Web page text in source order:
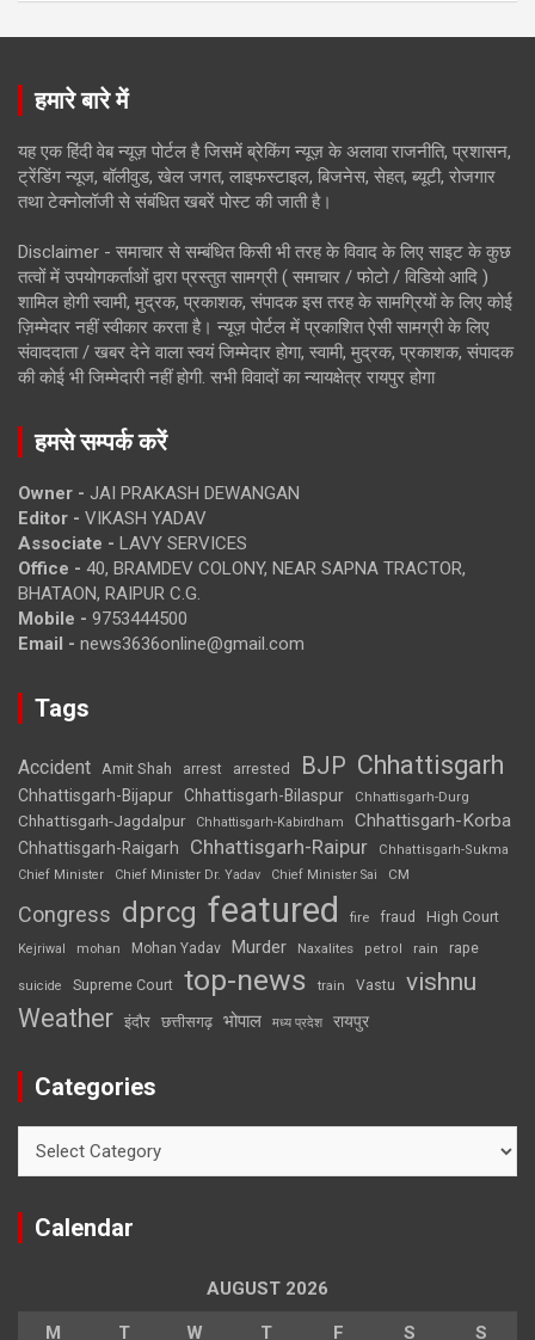
हमारे बारे में
यह एक हिंदी वेब न्यूज़ पोर्टल है जिसमें ब्रेकिंग न्यूज़ के अलावा राजनीति, प्रशासन,
ट्रेंडिंग न्यूज, बॉलीवुड, खेल जगत, लाइफस्टाइल, बिजनेस, सेहत, ब्यूटी, रोजगार
तथा टेक्नोलॉजी से संबंधित खबरें पोस्ट की जाती है।
Disclaimer - समाचार से सम्बंधित किसी भी तरह के विवाद के लिए साइट के कुछ
तत्वों में उपयोगकर्ताओं द्वारा प्रस्तुत सामग्री ( समाचार / फोटो / विडियो आदि )
शामिल होगी स्वामी, मुद्रक, प्रकाशक, संपादक इस तरह के सामग्रियों के लिए कोई
ज़िम्मेदार नहीं स्वीकार करता है। न्यूज़ पोर्टल में प्रकाशित ऐसी सामग्री के लिए
संवाददाता / खबर देने वाला स्वयं जिम्मेदार होगा, स्वामी, मुद्रक, प्रकाशक, संपादक
की कोई भी जिम्मेदारी नहीं होगी. सभी विवादों का न्यायक्षेत्र रायपुर होगा
हमसे सम्पर्क करें
Owner - JAI PRAKASH DEWANGAN
Editor - VIKASH YADAV
Associate - LAVY SERVICES
Office - 40, BRAMDEV COLONY, NEAR SAPNA TRACTOR,
BHATAON, RAIPUR C.G.
Mobile - 9753444500
Email - news3636online@gmail.com
Tags
Accident Amit Shah arrest arrested BJP Chhattisgarh
Chhattisgarh-Bijapur Chhattisgarh-Bilaspur Chhattisgarh-Durg
Chhattisgarh-Jagdalpur Chhattisgarh-Kabirdham Chhattisgarh-Korba
Chhattisgarh-Raigarh Chhattisgarh-Raipur
Chhattisgarh-Sukma
Chief Minister
Chief Minister Dr. Yadav Chief Minister Sai CM
Congress dprcg featured fire fraud High Court
Kejriwal mohan Mohan Yadav Murder Naxalites petrol rain rape
suicide Supreme Court top-news train Vastu vishnu
Weather इंदौर छत्तीसगढ़ भोपाल मध्य प्रदेश रायपुर
Categories
Calendar
AUGUST 2026
M T W T F S S